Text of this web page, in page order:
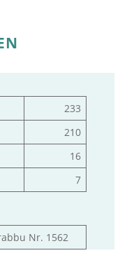
233
210
16
7
Nr. 1562